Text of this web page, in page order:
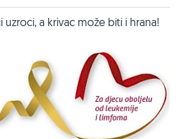
uzroci, a krivac može biti i hrana!